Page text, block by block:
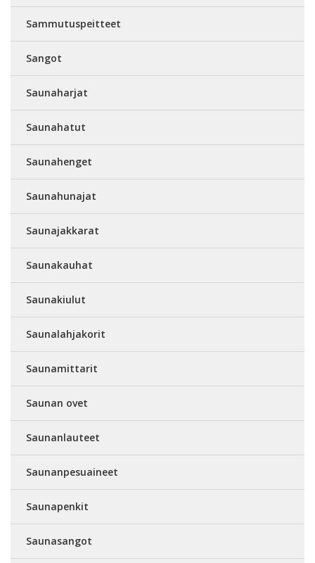
Sammutuspeitteet
Sangot
Saunaharjat
Saunahatut
Saunahenget
Saunahunajat
Saunajakkarat
Saunakauhat
Saunakiulut
Saunalahjakorit
Saunamittarit
Saunan ovet
Saunanlauteet
Saunanpesuaineet
Saunapenkit
Saunasangot